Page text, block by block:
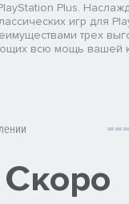
Plus.
игр для
трех
всю мощь вашей
Скоро